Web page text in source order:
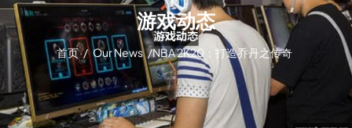
游戏动态
首页 / Our News /NBA 2K20：打造乔丹之传奇